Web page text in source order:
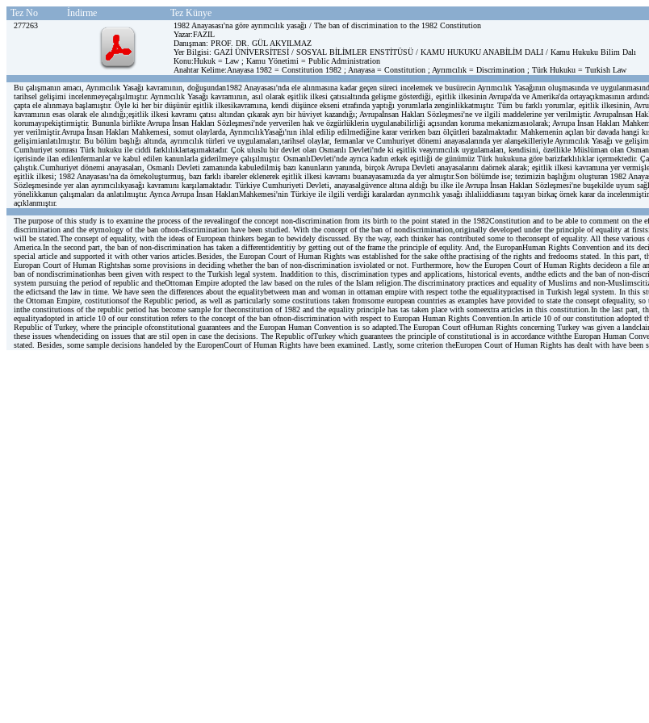
Tez No İndirme Tez Künye
277263
1982 Anayasası'na göre ayrımcılık yasağı / The ban of discrimination to the 1982 Constitution
Yazar:FAZIL
Danışman: PROF. DR. GÜL AKYILMAZ
Yer Bilgisi: GAZİ ÜNİVERSİTESİ / SOSYAL BİLİMLER ENSTİTÜSÜ / KAMU HUKUKU ANABİLİM DALI / Kamu Hukuku Bilim Dalı
Konu:Hukuk = Law ; Kamu Yönetimi = Public Administration
Anahtar Kelime:Anayasa 1982 = Constitution 1982 ; Anayasa = Constitution ; Ayrımcılık = Discrimination ; Türk Hukuku = Turkish Law
Bu çalışmanın amacı, Ayrımcılık Yasağı kavramının, doğuşundan1982 Anayasası'nda ele alınmasına kadar geçen süreci incelemek ve busürecin Ayrımcılık Yasağının oluşmasında ve
tarihsel gelişimi incelenmeyeçalışılmıştır. Ayrımcılık Yasağı kavramının, asıl olarak eşitlik ilkesi çatısıaltında gelişme gösterdiği, eşitlik ilkesinin Avrupa'da ve Amerika'da ortayaçıkmasının
çapta ele alınmaya başlamıştır. Öyle ki her bir düşünür eşitlik ilkesikavramına, kendi düşünce ekseni etrafında yaptığı yorumlarla zenginlikkatmıştır. Tüm bu farklı yorumlar, eşitlik ilkesinin,
kavramının esas olarak ele alındığı;eşitlik ilkesi kavramı çatısı altından çıkarak ayrı bir hüviyet kazandığı; Avrupaİnsan Hakları Sözleşmesi'ne ve ilgili maddelerine yer verilmiştir. Avrupaİnsan
korumayıpekiştirmiştir. Bununla birlikte Avrupa İnsan Hakları Sözleşmesi'nde yerverilen hak ve özgürlüklerin uygulanabilirliği açısından koruma mekanizmasıolarak; Avrupa İnsan Hakları
yer verilmiştir.Avrupa İnsan Hakları Mahkemesi, somut olaylarda, AyrımcılıkYasağı'nın ihlal edilip edilmediğine karar verirken bazı ölçütleri bazalmaktadır. Mahkemenin açılan bir davada hangi
gelişimianlatılmıştır. Bu bölüm başlığı altında, ayrımcılık türleri ve uygulamaları,tarihsel olaylar, fermanlar ve Cumhuriyet dönemi anayasalarında yer alanşekilleriyle Ayrımcılık Yasağı ve
Cumhuriyet sonrası Türk hukuku ile ciddi farklılıklartaşımaktadır. Çok uluslu bir devlet olan Osmanlı Devleti'nde ki eşitlik veayrımcılık uygulamaları, kendisini, özellikle Müslüman olan
içerisinde ilan edilenfermanlar ve kabul edilen kanunlarla giderilmeye çalışılmıştır. OsmanlıDevleti'nde ayrıca kadın erkek eşitliği de günümüz Türk hukukuna göre barizfarklılıklar içermektedir.
çalıştık.Cumhuriyet dönemi anayasaları, Osmanlı Devleti zamanında kabuledilmiş bazı kanunların yanında, birçok Avrupa Devleti anayasalarını daörnek alarak; eşitlik ilkesi kavramına yer
eşitlik ilkesi; 1982 Anayasası'na da örnekoluşturmuş, bazı farklı ibareler eklenerek eşitlik ilkesi kavramı buanayasamızda da yer almıştır.Son bölümde ise; tezimizin başlığını oluşturan 1982
Sözleşmesinde yer alan ayrımcılıkyasağı kavramını karşılamaktadır. Türkiye Cumhuriyeti Devleti, anayasalgüvence altına aldığı bu ilke ile Avrupa İnsan Hakları Sözleşmesi'ne buşekilde uyum
yönelikkanun çalışmaları da anlatılmıştır. Ayrıca Avrupa İnsan HaklarıMahkemesi'nin Türkiye ile ilgili verdiği karalardan ayrımcılık yasağı ihlaliiddiasını taşıyan birkaç örnek karar da
açıklanmıştır.
The purpose of this study is to examine the process of the revealingof the concept non-discrimination from its birth to the point stated in the 1982Constitution and to be able to comment on
discrimination and the etymology of the ban ofnon-discrimination have been studied. With the concept of the ban of nondiscrimination,originally developed under the principle of equality at
will be stated.The consept of equality, with the ideas of European thinkers began to bewidely discussed. By the way, each thinker has contributed some to theconsept of equality. All these
America.In the second part, the ban of non-discrimination has taken a differentidentitiy by getting out of the frame the principle of equlity. And, the EuropanHuman Rights Convention and its
special article and supported it with other varios articles.Besides, the Europan Court of Human Rights was established for the sake ofthe practising of the rights and fredooms stated. In this
Europan Court of Human Rightshas some provisions in deciding whether the ban of non-discrimination isviolated or not. Furthermore, how the Europen Court of Human Rights decideon a file
ban of nondiscriminationhas been given with respect to the Turkish legal system. Inaddition to this, discrimination types and applications, historical events, andthe edicts and the ban of non-
system pursuing the period of republic and theOttoman Empire adopted the law based on the rules of the Islam religion.The discriminatory practices and equality of Muslims and non-
the edictsand the law in time. We have seen the differences about the equalitybetween man and woman in ottaman empire with respect tothe the equalitypractised in Turkish legal system. In
the Ottoman Empire, costitutionsof the Republic period, as well as particularly some costitutions taken fromsome european countries as examples have provided to state the consept
inthe constitutions of the republic period has become sample for theconstitution of 1982 and the equality principle has tas taken place with someextra articles in this constitution.In the last
equalityadopted in article 10 of our constitution refers to the concept of the ban ofnon-discrimination with respect to Europan Human Rights Convention.In article 10 of our constitution
Republic of Turkey, where the principle ofconstitutional guarantees and the Europan Human Convention is so adapted.The Europan Court ofHuman Rights concerning Turkey was given a
these issues whendeciding on issues that are stil open in case the decisions. The Republic ofTurkey which guarantees the principle of constitutional is in accordance withthe Europan Human
stated. Besides, some sample decisions handeled by the EuropenCourt of Human Rights have been examined. Lastly, some criterion theEuropen Court of Human Rights has dealt with have been